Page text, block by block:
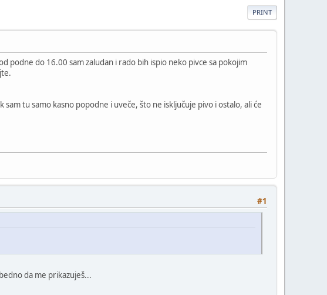
PRINT
podne do 16.00 sam zaludan i rado bih ispio neko pivce sa pokojim
tu samo kasno popodne i uveče, što ne isključuje pivo i ostalo, ali će
#1
da me prikazuješ...